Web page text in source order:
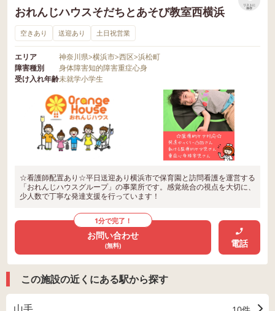
おれんじハウスそだちとあそび教室西横浜
リストに
保存
空きあり 送迎あり 土日祝営業
エリア 神奈川県>横浜市>西区>浜松町
障害種別
身体障害知的障害重症心身
受け入れ年齢未就学小学生
☆看護師配置あり☆平日送迎あり横浜市で保育園と訪問看護を運営する
「おれんじハウスグループ」の事業所です。感覚統合の視点を大切に、
少人数で丁寧な発達支援を行っています！
1分で完了！
お問い合わせ
(無料) 電話
この施設の近くにある駅から探す